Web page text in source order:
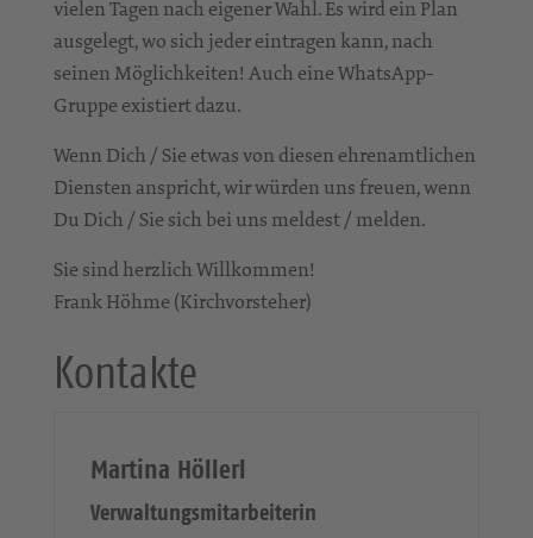
vielen Tagen nach eigener Wahl. Es wird ein Plan
ausgelegt, wo sich jeder eintragen kann, nach
seinen Möglichkeiten! Auch eine WhatsApp-
Gruppe existiert dazu.
Wenn Dich / Sie etwas von diesen ehrenamtlichen
Diensten anspricht, wir würden uns freuen, wenn
Du Dich / Sie sich bei uns meldest / melden.
Sie sind herzlich Willkommen!
Frank Höhme (Kirchvorsteher)
Kontakte
Martina Höllerl
Verwaltungsmitarbeiterin